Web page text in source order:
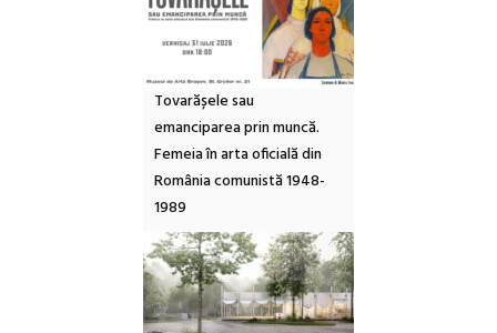
Tovarășele sau
emanciparea prin muncă.
Femeia în arta oficială din
România comunistă 1948-
1989